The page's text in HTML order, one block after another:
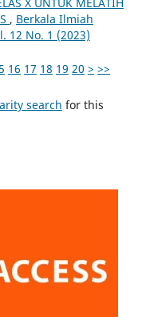
X UNTUK MELATIH
, Berkala Ilmiah
12 No. 1 (2023)
16 17 18 19 20 > >>
search for this